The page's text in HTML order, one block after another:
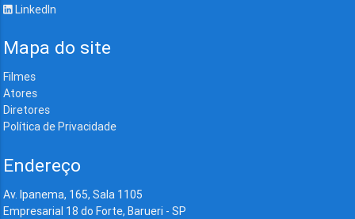
LinkedIn
Mapa do site
Filmes
Atores
Diretores
Política de Privacidade
Endereço
Av. Ipanema, 165, Sala 1105
Empresarial 18 do Forte, Barueri - SP